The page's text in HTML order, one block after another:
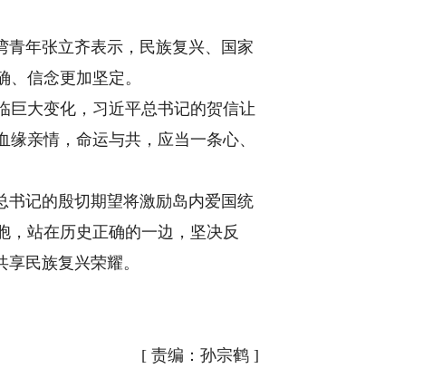
年张立齐表示，民族复兴、国家
信念更加坚定。
大变化，习近平总书记的贺信让
亲情，命运与共，应当一条心、
记的殷切期望将激励岛内爱国统
，站在历史正确的一边，坚决反
民族复兴荣耀。
[ 责编：孙宗鹤 ]